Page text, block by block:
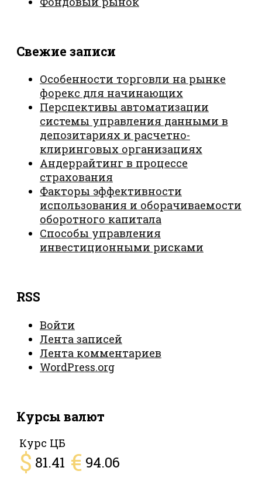
Свежие записи
Особенности торговли на рынке
форекс для начинающих
Перспективы автоматизации
системы управления данными в
депозитариях и расчетно-
клиринговых организациях
Андеррайтинг в процессе
страхования
Факторы эффективности
использования и оборачиваемости
оборотного капитала
Способы управления
инвестиционными рисками
RSS
Войти
Лента записей
Лента комментариев
WordPress.org
Курсы валют
Курс ЦБ
$ 81.41 € 94.06